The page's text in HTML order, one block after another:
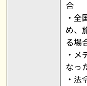
合
・全
め、
る場
・メ
なっ
・法